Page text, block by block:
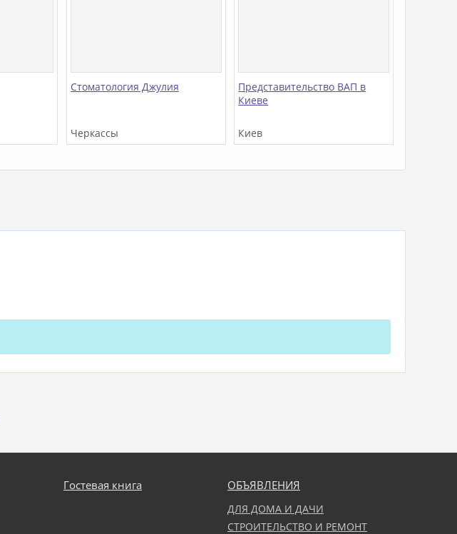
Стоматология Джулия
Черкассы
Представительство ВАП в
Киеве
Киев
Гостевая книга ОБЪЯВЛЕНИЯ
ДЛЯ ДОМА И ДАЧИ
СТРОИТЕЛЬСТВО И РЕМОНТ